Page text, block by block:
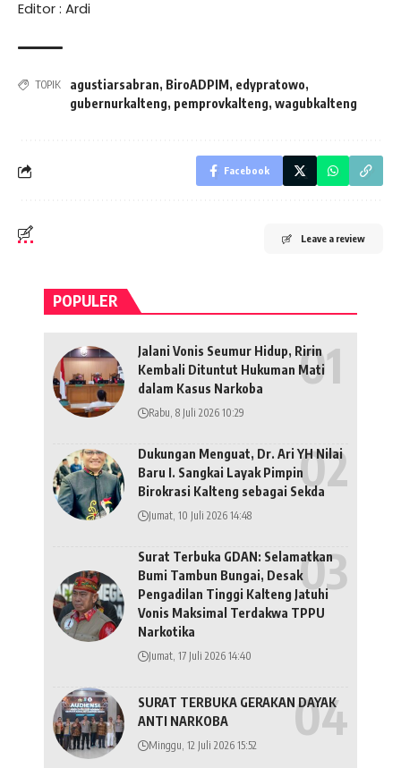
Editor : Ardi
TOPIK agustiarsabran, BiroADPIM, edypratowo,
gubernurkalteng, pemprovkalteng, wagubkalteng
Facebook
Leave a review
POPULER
Jalani Vonis Seumur Hidup, Ririn
Kembali Dituntut Hukuman Mati
dalam Kasus Narkoba
Rabu, 8 Juli 2026 10:29
Dukungan Menguat, Dr. Ari YH Nilai
Baru I. Sangkai Layak Pimpin
Birokrasi Kalteng sebagai Sekda
Jumat, 10 Juli 2026 14:48
Surat Terbuka GDAN: Selamatkan
Bumi Tambun Bungai, Desak
Pengadilan Tinggi Kalteng Jatuhi
Vonis Maksimal Terdakwa TPPU
Narkotika
Jumat, 17 Juli 2026 14:40
SURAT TERBUKA GERAKAN DAYAK
ANTI NARKOBA
Minggu, 12 Juli 2026 15:52